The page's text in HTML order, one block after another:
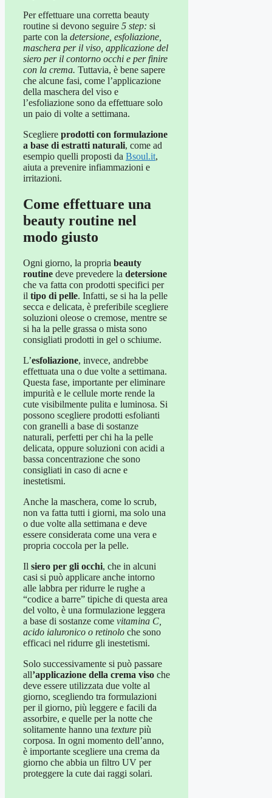
Per effettuare una corretta beauty
routine si devono seguire 5 step: si
parte con la detersione, esfoliazione,
maschera per il viso, applicazione del
siero per il contorno occhi e per finire
con la crema. Tuttavia, è bene sapere
che alcune fasi, come l’applicazione
della maschera del viso e
l’esfoliazione sono da effettuare solo
un paio di volte a settimana.
Scegliere prodotti con formulazione
a base di estratti naturali, come ad
esempio quelli proposti da Bsoul.it,
aiuta a prevenire infiammazioni e
irritazioni.
Come effettuare una
beauty routine nel
modo giusto
Ogni giorno, la propria beauty
routine deve prevedere la detersione
che va fatta con prodotti specifici per
il tipo di pelle. Infatti, se si ha la pelle
secca e delicata, è preferibile scegliere
soluzioni oleose o cremose, mentre se
si ha la pelle grassa o mista sono
consigliati prodotti in gel o schiume.
L’esfoliazione, invece, andrebbe
effettuata una o due volte a settimana.
Questa fase, importante per eliminare
impurità e le cellule morte rende la
cute visibilmente pulita e luminosa. Si
possono scegliere prodotti esfolianti
con granelli a base di sostanze
naturali, perfetti per chi ha la pelle
delicata, oppure soluzioni con acidi a
bassa concentrazione che sono
consigliati in caso di acne e
inestetismi.
Anche la maschera, come lo scrub,
non va fatta tutti i giorni, ma solo una
o due volte alla settimana e deve
essere considerata come una vera e
propria coccola per la pelle.
Il siero per gli occhi, che in alcuni
casi si può applicare anche intorno
alle labbra per ridurre le rughe a
“codice a barre” tipiche di questa area
del volto, è una formulazione leggera
a base di sostanze come vitamina C,
acido ialuronico o retinolo che sono
efficaci nel ridurre gli inestetismi.
Solo successivamente si può passare
all’applicazione della crema viso che
deve essere utilizzata due volte al
giorno, scegliendo tra formulazioni
per il giorno, più leggere e facili da
assorbire, e quelle per la notte che
solitamente hanno una texture più
corposa. In ogni momento dell’anno,
è importante scegliere una crema da
giorno che abbia un filtro UV per
proteggere la cute dai raggi solari.